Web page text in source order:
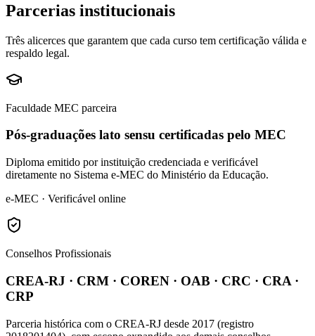
Parcerias institucionais
Três alicerces que garantem que cada curso tem certificação válida e
respaldo legal.
Faculdade MEC parceira
Pós-graduações lato sensu certificadas pelo MEC
Diploma emitido por instituição credenciada e verificável
diretamente no Sistema e-MEC do Ministério da Educação.
e-MEC · Verificável online
Conselhos Profissionais
CREA-RJ · CRM · COREN · OAB · CRC · CRA ·
CRP
Parceria histórica com o CREA-RJ desde 2017 (registro